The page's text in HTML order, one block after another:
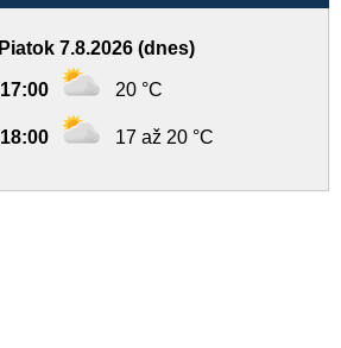
Piatok 7.8.2026 (dnes)
17:00 20 °C
18:00 17 až 20 °C